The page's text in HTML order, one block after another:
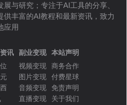
与研究；专注于AI工具的分享、
供丰富的AI教程和最新资讯，致力
应用
讯
副业变现
视频变现
图片变现
音频变现
直播变现
本站声明
商务合作
付费星球
免责声明
关于我们